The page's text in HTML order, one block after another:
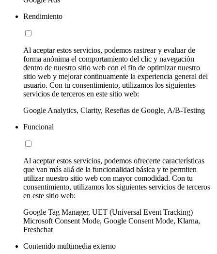
Rendimiento
Al aceptar estos servicios, podemos rastrear y evaluar de
forma anónima el comportamiento del clic y navegación
dentro de nuestro sitio web con el fin de optimizar nuestro
sitio web y mejorar continuamente la experiencia general del
usuario. Con tu consentimiento, utilizamos los siguientes
servicios de terceros en este sitio web:
Google Analytics, Clarity, Reseñas de Google, A/B-Testing
Funcional
Al aceptar estos servicios, podemos ofrecerte características
que van más allá de la funcionalidad básica y te permiten
utilizar nuestro sitio web con mayor comodidad. Con tu
consentimiento, utilizamos los siguientes servicios de terceros
en este sitio web:
Google Tag Manager, UET (Universal Event Tracking)
Microsoft Consent Mode, Google Consent Mode, Klarna,
Freshchat
Contenido multimedia externo